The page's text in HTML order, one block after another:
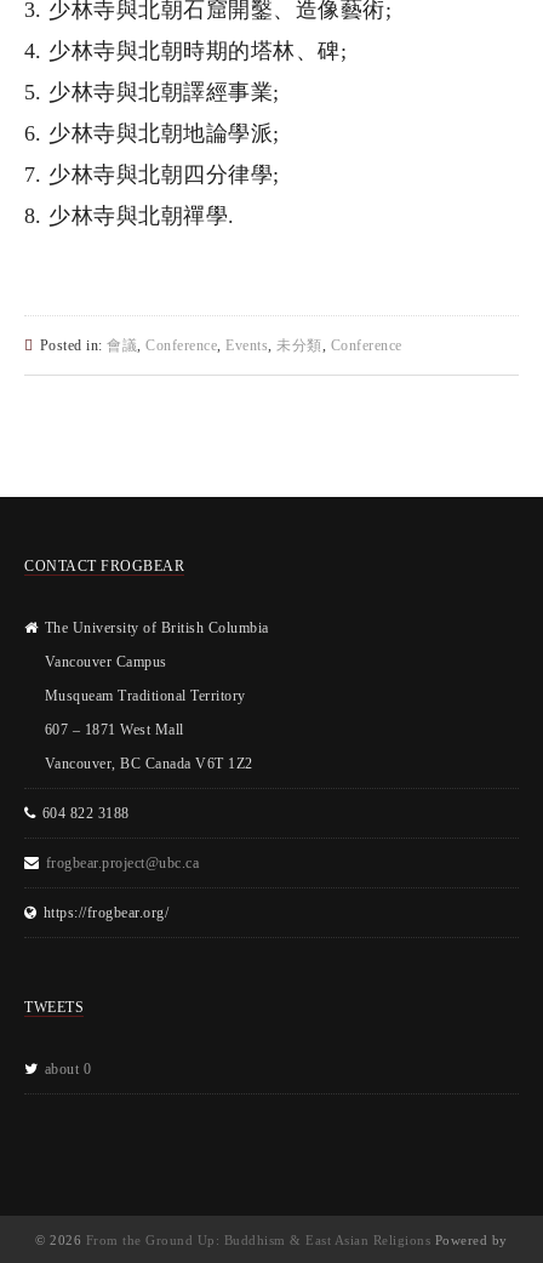
少林寺與北朝石窟開鑿、造像藝術;
少林寺與北朝時期的塔林、碑;
少林寺與北朝譯經事業;
少林寺與北朝地論學派;
少林寺與北朝四分律學;
少林寺與北朝禪學.
Posted in: 會議, Conference, Events, 未分類, Conference
CONTACT FROGBEAR
The University of British Columbia
Vancouver Campus
Musqueam Traditional Territory
607 – 1871 West Mall
Vancouver, BC Canada V6T 1Z2
604 822 3188
frogbear.project@ubc.ca
https://frogbear.org/
TWEETS
about 0
© 2026 From the Ground Up: Buddhism & East Asian Religions Powered by